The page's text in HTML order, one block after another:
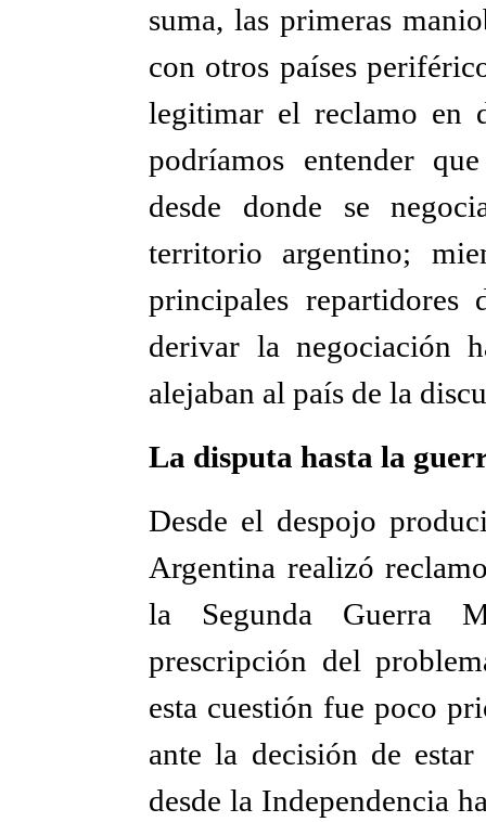
suma, las primeras
con otros países
legitimar el reclamo en
podríamos entender
desde donde se
territorio argentino;
principales
derivar la negociación
alejaban al país de la
La disputa hasta la
Desde el despojo
Argentina realizó
la Segunda Guerra
prescripción del
esta cuestión fue poco
ante la decisión de
desde la Independencia